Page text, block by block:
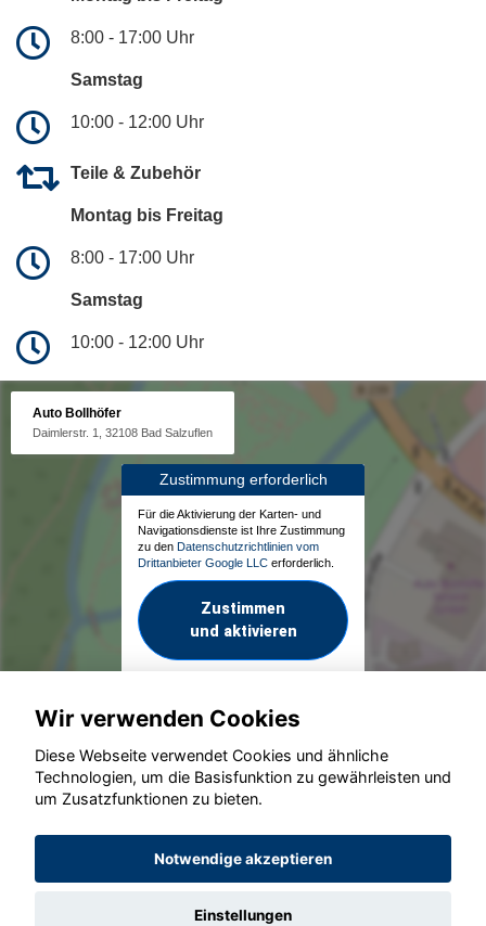
8:00 - 17:00 Uhr
Samstag
10:00 - 12:00 Uhr
Teile & Zubehör
Montag bis Freitag
8:00 - 17:00 Uhr
Samstag
10:00 - 12:00 Uhr
Auto Bollhöfer
Daimlerstr. 1, 32108 Bad Salzuflen
Zustimmung erforderlich
Für die Aktivierung der Karten- und
Navigationsdienste ist Ihre Zustimmung
zu den Datenschutzrichtlinien vom
Drittanbieter Google LLC erforderlich.
Zustimmen
und aktivieren
© konjunkturmotor.de GmbH 2020 - 2026
Wir verwenden Cookies
Diese Webseite verwendet Cookies und ähnliche
Technologien, um die Basisfunktion zu gewährleisten und
um Zusatzfunktionen zu bieten.
Notwendige akzeptieren
Einstellungen